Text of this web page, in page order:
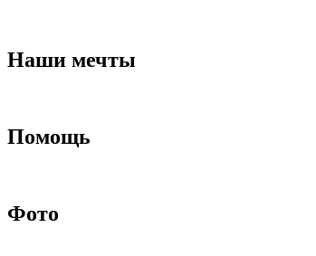
Наши мечты
Помощь
Фото